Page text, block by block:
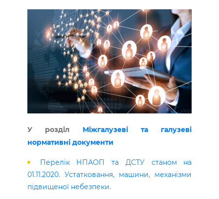
У розділ Міжгалузеві та галузеві
нормативні документи
Перелік НПАОП та ДСТУ станом на
01.11.2020. Устатковання, машини, механізми
підвищеної небезпеки.